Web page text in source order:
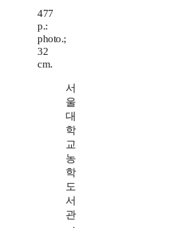
477
p.:
photo.;
32
cm.
서
울
대
학
교
농
학
도
서
관